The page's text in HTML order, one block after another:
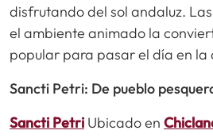
disfrutando del sol andaluz.
el ambiente animado la
popular para pasar el día en la
Sancti Petri: De pueblo
Sancti Petri Ubicado en